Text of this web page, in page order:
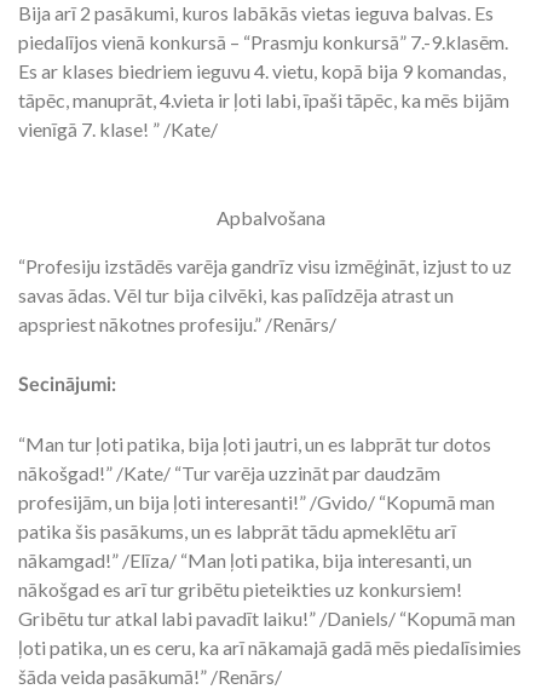
Bija arī 2 pasākumi, kuros labākās vietas ieguva balvas. Es
piedalījos vienā konkursā – “Prasmju konkursā” 7.-9.klasēm.
Es ar klases biedriem ieguvu 4. vietu, kopā bija 9 komandas,
tāpēc, manuprāt, 4.vieta ir ļoti labi, īpaši tāpēc, ka mēs bijām
vienīgā 7. klase! ” /Kate/
Apbalvošana
“Profesiju izstādēs varēja gandrīz visu izmēģināt, izjust to uz
savas ādas. Vēl tur bija cilvēki, kas palīdzēja atrast un
apspriest nākotnes profesiju.” /Renārs/
Secinājumi:
“Man tur ļoti patika, bija ļoti jautri, un es labprāt tur dotos
nākošgad!” /Kate/ “Tur varēja uzzināt par daudzām
profesijām, un bija ļoti interesanti!” /Gvido/ “Kopumā man
patika šis pasākums, un es labprāt tādu apmeklētu arī
nākamgad!” /Elīza/ “Man ļoti patika, bija interesanti, un
nākošgad es arī tur gribētu pieteikties uz konkursiem!
Gribētu tur atkal labi pavadīt laiku!” /Daniels/ “Kopumā man
ļoti patika, un es ceru, ka arī nākamajā gadā mēs piedalīsimies
šāda veida pasākumā!” /Renārs/